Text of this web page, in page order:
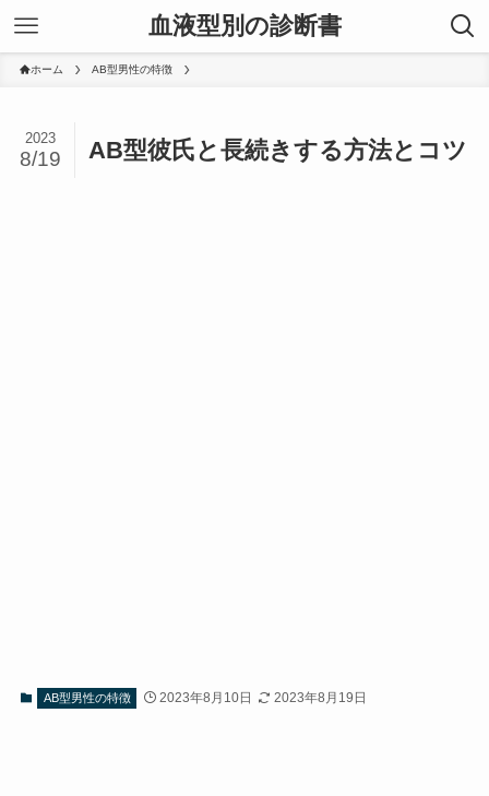
血液型別の診断書
ホーム AB型男性の特徴
AB型彼氏と長続きする方法とコツ
2023
8/19
AB型男性の特徴 2023年8月10日 2023年8月19日